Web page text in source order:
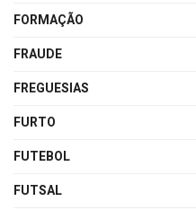
FORMAÇÃO
FRAUDE
FREGUESIAS
FURTO
FUTEBOL
FUTSAL